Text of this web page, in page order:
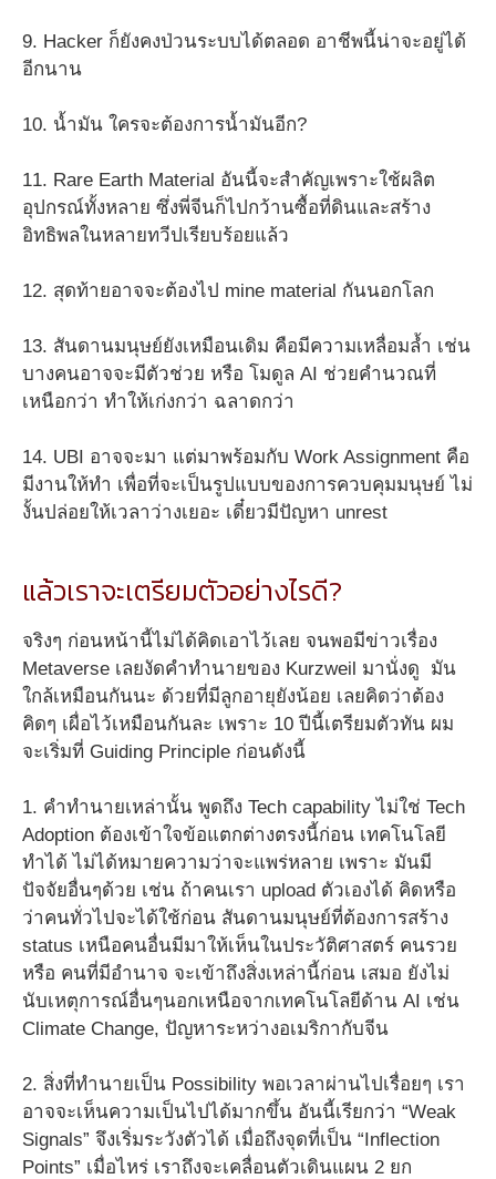
9. Hacker ก็ยังคงป่วนระบบได้ตลอด อาชีพนี้น่าจะอยู่ได้
อีกนาน
10. น้ำมัน ใครจะต้องการน้ำมันอีก?
11. Rare Earth Material อันนี้จะสำคัญเพราะใช้ผลิต
อุปกรณ์ทั้งหลาย ซึ่งพี่จีนก็ไปกว้านซื้อที่ดินและสร้าง
อิทธิพลในหลายทวีปเรียบร้อยแล้ว
12. สุดท้ายอาจจะต้องไป mine material กันนอกโลก
13. สันดานมนุษย์ยังเหมือนเดิม คือมีความเหลื่อมล้ำ เช่น
บางคนอาจจะมีตัวช่วย หรือ โมดูล AI ช่วยคำนวณที่
เหนือกว่า ทำให้เก่งกว่า ฉลาดกว่า
14. UBI อาจจะมา แต่มาพร้อมกับ Work Assignment คือ
มีงานให้ทำ เพื่อที่จะเป็นรูปแบบของการควบคุมมนุษย์ ไม่
งั้นปล่อยให้เวลาว่างเยอะ เดี๋ยวมีปัญหา unrest
แล้วเราจะเตรียมตัวอย่างไรดี?
จริงๆ ก่อนหน้านี้ไม่ได้คิดเอาไว้เลย จนพอมีข่าวเรื่อง
Metaverse เลยงัดคำทำนายของ Kurzweil มานั่งดู มัน
ใกล้เหมือนกันนะ ด้วยที่มีลูกอายุยังน้อย เลยคิดว่าต้อง
คิดๆ เผื่อไว้เหมือนกันละ เพราะ 10 ปีนี้เตรียมตัวทัน ผม
จะเริ่มที่ Guiding Principle ก่อนดังนี้
1. คำทำนายเหล่านั้น พูดถึง Tech capability ไม่ใช่ Tech
Adoption ต้องเข้าใจข้อแตกต่างตรงนี้ก่อน เทคโนโลยี
ทำได้ ไม่ได้หมายความว่าจะแพร่หลาย เพราะ มันมี
ปัจจัยอื่นๆด้วย เช่น ถ้าคนเรา upload ตัวเองได้ คิดหรือ
ว่าคนทั่วไปจะได้ใช้ก่อน สันดานมนุษย์ที่ต้องการสร้าง
status เหนือคนอื่นมีมาให้เห็นในประวัติศาสตร์ คนรวย
หรือ คนที่มีอำนาจ จะเข้าถึงสิ่งเหล่านี้ก่อน เสมอ ยังไม่
นับเหตุการณ์อื่นๆนอกเหนือจากเทคโนโลยีด้าน AI เช่น
Climate Change, ปัญหาระหว่างอเมริกากับจีน
2. สิ่งที่ทำนายเป็น Possibility พอเวลาผ่านไปเรื่อยๆ เรา
อาจจะเห็นความเป็นไปได้มากขึ้น อันนี้เรียกว่า “Weak
Signals” จึงเริ่มระวังตัวได้ เมื่อถึงจุดที่เป็น “Inflection
Points” เมื่อไหร่ เราถึงจะเคลื่อนตัวเดินแผน 2 ยก